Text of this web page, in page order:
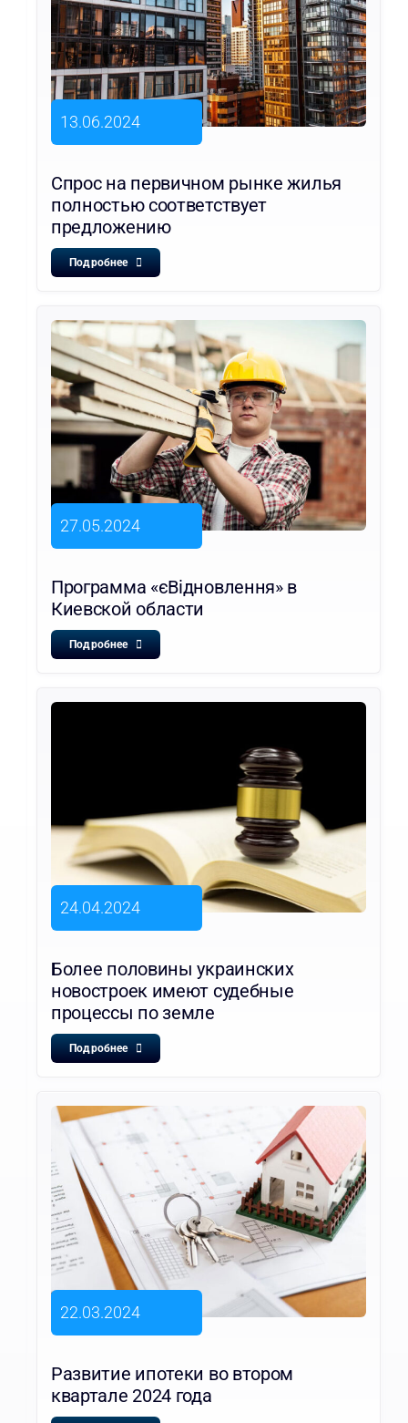
13.06.2024
Спрос на первичном рынке жилья
полностью соответствует
предложению
Подробнее
27.05.2024
Программа «єВідновлення» в
Киевской области
Подробнее
24.04.2024
Более половины украинских
новостроек имеют судебные
процессы по земле
Подробнее
22.03.2024
Развитие ипотеки во втором
квартале 2024 года